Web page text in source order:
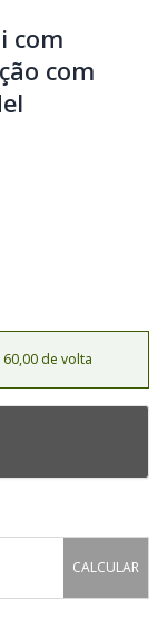
com
com
de volta
CALCULAR